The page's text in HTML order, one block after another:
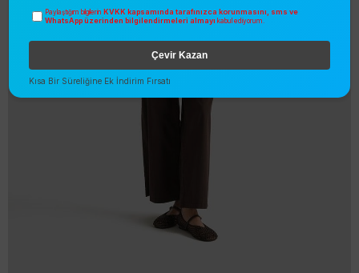
Paylaştığım bilgilerin KVKK kapsamında tarafınızca korunmasını, sms ve
WhatsApp üzerinden bilgilendirmeleri almayı kabul ediyorum.
Çevir Kazan
Kısa Bir Süreliğine Ek İndirim Fırsatı